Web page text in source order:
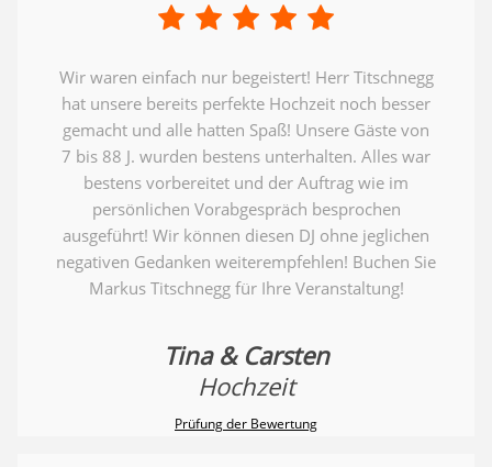
Wir waren einfach nur begeistert! Herr Titschnegg
hat unsere bereits perfekte Hochzeit noch besser
gemacht und alle hatten Spaß! Unsere Gäste von
7 bis 88 J. wurden bestens unterhalten. Alles war
bestens vorbereitet und der Auftrag wie im
persönlichen Vorabgespräch besprochen
ausgeführt! Wir können diesen DJ ohne jeglichen
negativen Gedanken weiterempfehlen! Buchen Sie
Markus Titschnegg für Ihre Veranstaltung!
Tina & Carsten
Hochzeit
Prüfung der Bewertung